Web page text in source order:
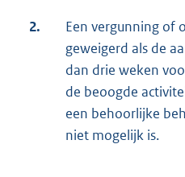
2.
Een vergunning of
geweigerd als de
dan drie weken
de beoogde
een behoorlijke
niet mogelijk is.